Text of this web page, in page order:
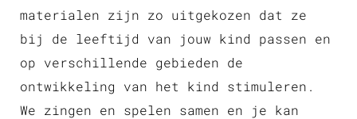
materialen zijn zo uitgekozen dat ze
bij de leeftijd van jouw kind passen en
op verschillende gebieden de
ontwikkeling van het kind stimuleren.
We zingen en spelen samen en je kan